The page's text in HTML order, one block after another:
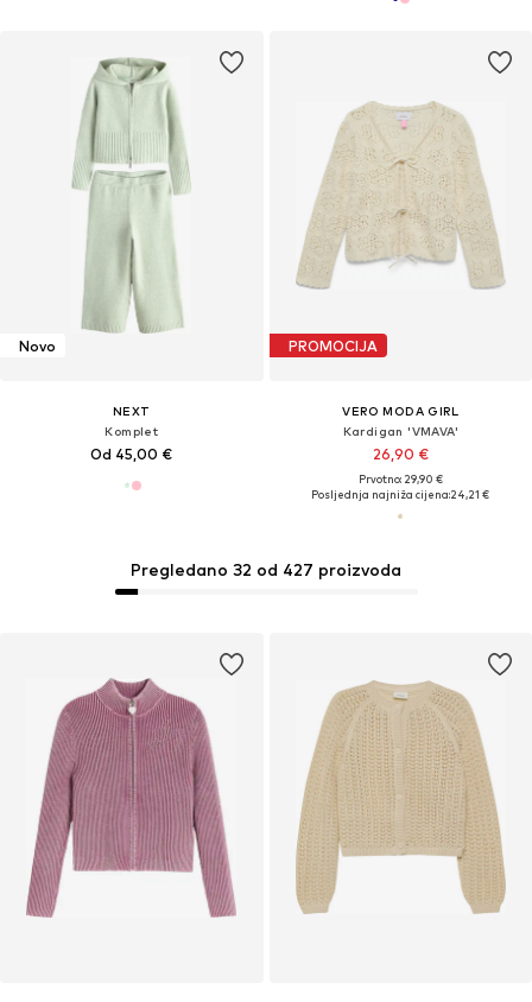
Novo
NEXT
Komplet
Od 45,00 €
PROMOCIJA
VERO MODA GIRL
Kardigan 'VMAVA'
26,90 €
Prvotno: 29,90 €
Posljednja najniža cijena:24,21 €
Pregledano 32 od 427 proizvoda